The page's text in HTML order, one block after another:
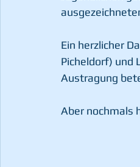
Ein herzlicher
Picheldorf) und
Austragung
Aber nochmals